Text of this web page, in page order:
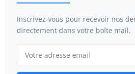
Inscrivez-vous pour recevoir nos
directement dans votre boîte mail.